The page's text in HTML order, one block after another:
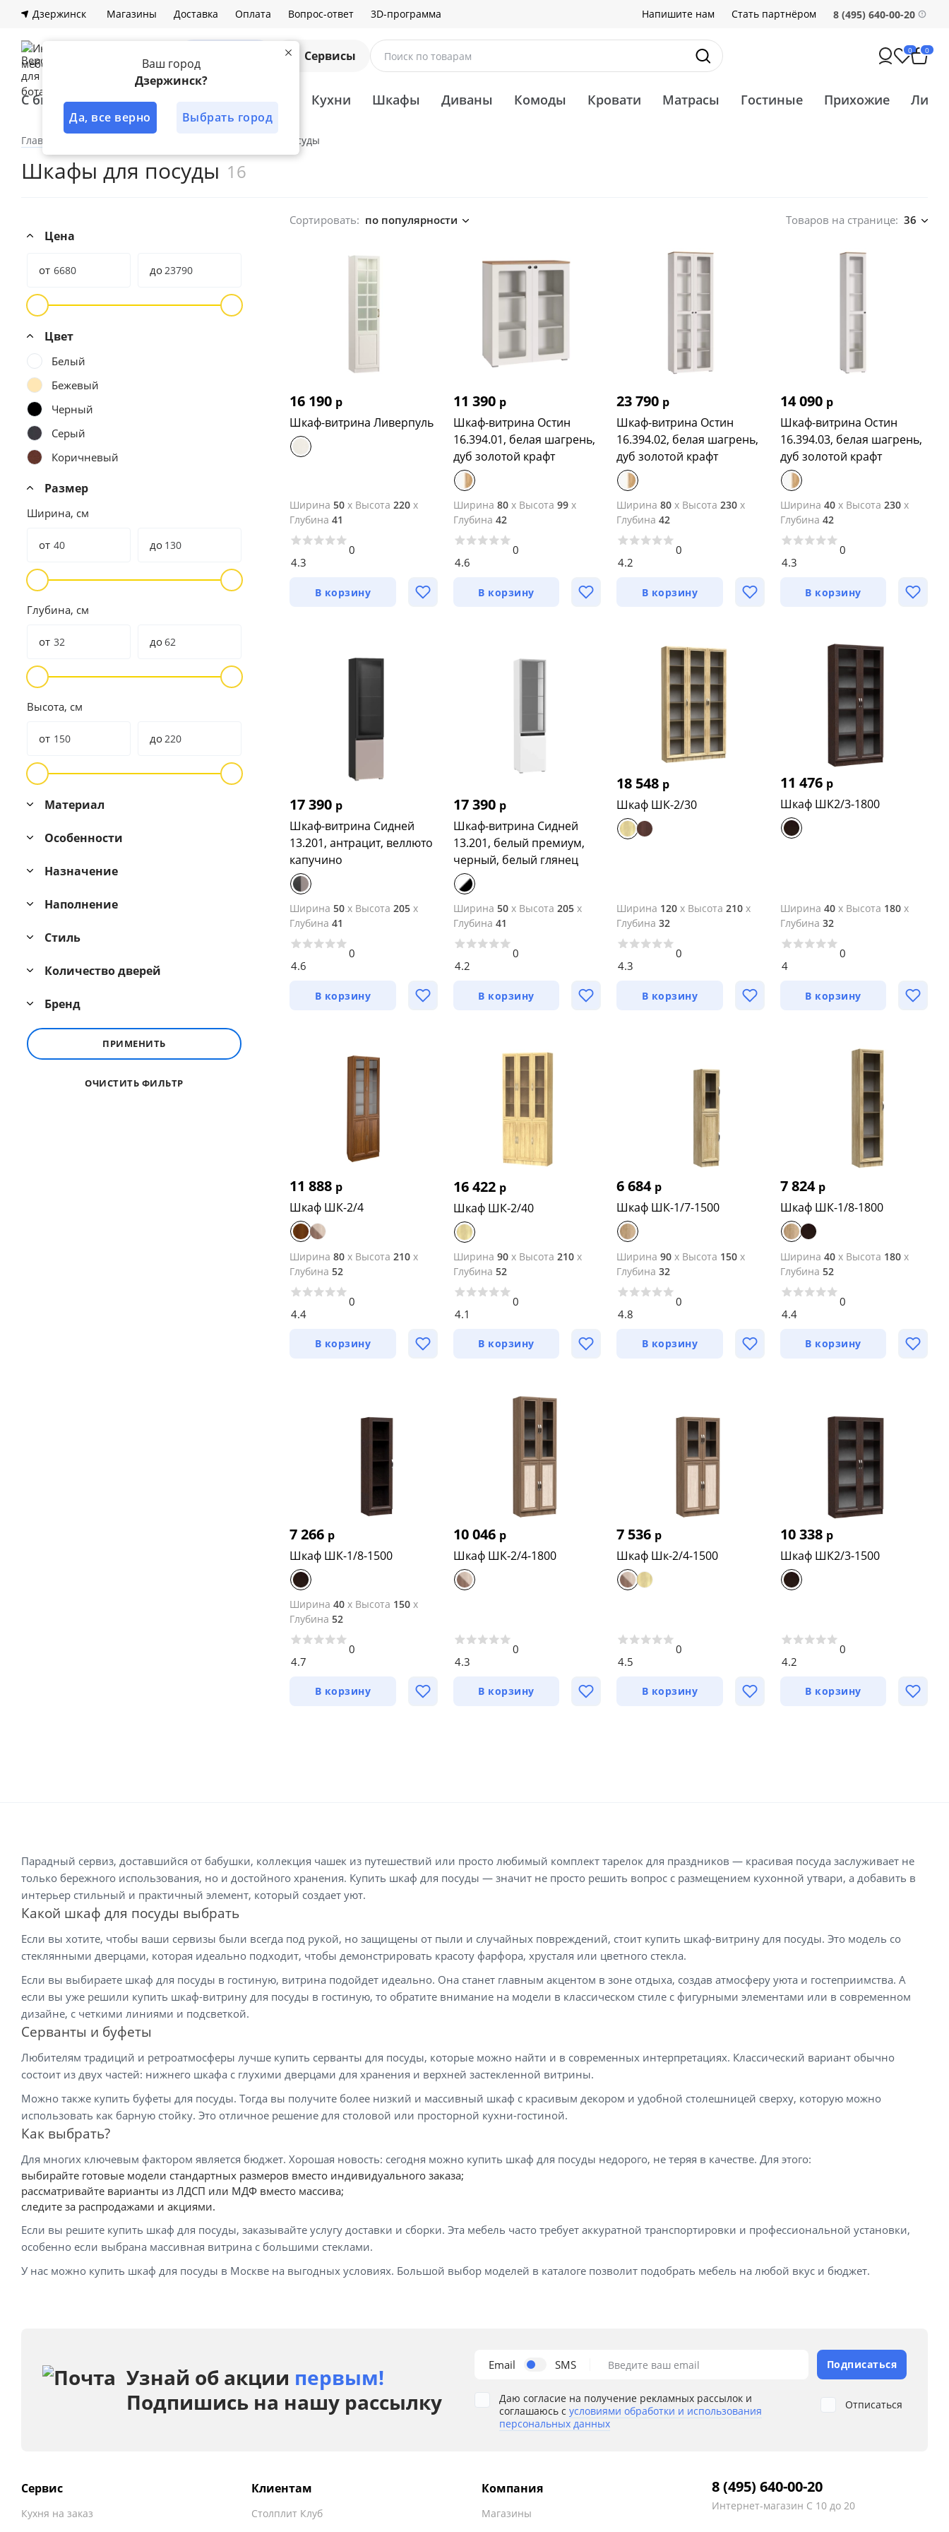
Ваш город
Дзержинск?
Да, все верно Выбрать город
Дзержинск Магазины Доставка Оплата Вопрос-ответ 3D-программа Напишите нам Стать партнёром 8 (495) 640-00-20
Сервисы Поиск по товарам 0 0
С быстрой доставкой Кухни Шкафы Диваны Комоды Кровати Матрасы Гостиные Прихожие
Главная Для посуды
Шкафы для посуды 16
Цена
от до
Цвет
Белый
Бежевый
Черный
Серый
Коричневый
Размер
Ширина, см
от до
Глубина, см
от до
Высота, см
от до
Материал
Особенности
Назначение
Наполнение
Стиль
Количество дверей
Бренд
ПРИМЕНИТЬ
ОЧИСТИТЬ ФИЛЬТР
Сортировать: по популярности Товаров на странице: 36
16 190 р
Шкаф-витрина Ливерпуль
Ширина 50 x Высота 220 x
Глубина 41
4.3
0
В корзину
11 390 р
Шкаф-витрина Остин
16.394.01, белая шагрень,
дуб золотой крафт
Ширина 80x Высота 99x
Глубина 42
4.6
0
В корзину
23 790 р
Шкаф-витрина Остин
16.394.02, белая шагрень,
дуб золотой крафт
Ширина 80 x Высота 230 x
Глубина 42
4.2
0
В корзину
14 090 р
Шкаф-витрина Остин
16.394.03, белая шагрень,
дуб золотой крафт
Ширина 40x Высота 230x
Глубина 42
4.3
0
В корзину
17 390 р
Шкаф-витрина Сидней
13.201, антрацит, веллюто
капучино
Ширина 50 x Высота 205 x
Глубина 41
4.6
0
В корзину
17 390 р
Шкаф-витрина Сидней
13.201, белый премиум,
черный, белый глянец
Ширина 50x Высота 205x
Глубина 41
4.2
0
В корзину
18 548 р
Шкаф ШК-2/30
Ширина 120 x Высота 210 x
Глубина 32
4.3
0
В корзину
11 476 р
Шкаф ШК2/3-1800
Ширина 40x Высота 180x
Глубина 32
4
0
В корзину
11 888 р
Шкаф ШК-2/4
Ширина 80 x Высота 210 x
Глубина 52
4.4
0
В корзину
16 422 р
Шкаф ШК-2/40
Ширина 90x Высота 210x
Глубина 52
4.1
0
В корзину
6 684 р
Шкаф ШК-1/7-1500
Ширина 90 x Высота 150 x
Глубина 32
4.8
0
В корзину
7 824 р
Шкаф ШК-1/8-1800
Ширина 40x Высота 180x
Глубина 52
4.4
0
В корзину
7 266 р
Шкаф ШК-1/8-1500
Ширина 40 x Высота 150 x
Глубина 52
4.7
0
В корзину
10 046 р
Шкаф ШК-2/4-1800
4.3
0
В корзину
7 536 р
Шкаф Шк-2/4-1500
4.5
0
В корзину
10 338 р
Шкаф ШК2/3-1500
4.2
0
В корзину
Парадный сервиз, доставшийся от бабушки, коллекция чашек из путешествий или просто любимый комплект тарелок для праздников — красивая посуда заслуживает не
только бережного использования, но и достойного хранения. Купить шкаф для посуды — значит не просто решить вопрос с размещением кухонной утвари, а добавить в
интерьер стильный и практичный элемент, который создает уют.
Какой шкаф для посуды выбрать
Если вы хотите, чтобы ваши сервизы были всегда под рукой, но защищены от пыли и случайных повреждений, стоит купить шкаф-витрину для посуды. Это модель со
стеклянными дверцами, которая идеально подходит, чтобы демонстрировать красоту фарфора, хрусталя или цветного стекла.
Если вы выбираете шкаф для посуды в гостиную, витрина подойдет идеально. Она станет главным акцентом в зоне отдыха, создав атмосферу уюта и гостеприимства. А
если вы уже решили купить шкаф-витрину для посуды в гостиную, то обратите внимание на модели в классическом стиле с фигурными элементами или в современном
дизайне, с четкими линиями и подсветкой.
Серванты и буфеты
Любителям традиций и ретроатмосферы лучше купить серванты для посуды, которые можно найти и в современных интерпретациях. Классический вариант обычно
состоит из двух частей: нижнего шкафа с глухими дверцами для хранения и верхней застекленной витрины.
Можно также купить буфеты для посуды. Тогда вы получите более низкий и массивный шкаф с красивым декором и удобной столешницей сверху, которую можно
использовать как барную стойку. Это отличное решение для столовой или просторной кухни-гостиной.
Как выбрать?
Для многих ключевым фактором является бюджет. Хорошая новость: сегодня можно купить шкаф для посуды недорого, не теряя в качестве. Для этого:
выбирайте готовые модели стандартных размеров вместо индивидуального заказа;
рассматривайте варианты из ЛДСП или МДФ вместо массива;
следите за распродажами и акциями.
Если вы решите купить шкаф для посуды, заказывайте услугу доставки и сборки. Эта мебель часто требует аккуратной транспортировки и профессиональной установки,
особенно если выбрана массивная витрина с большими стеклами.
У нас можно купить шкаф для посуды в Москве на выгодных условиях. Большой выбор моделей в каталоге позволит подобрать мебель на любой вкус и бюджет.
Узнай об акции первым!
Подпишись на нашу рассылку
Email SMS Введите ваш email Подписаться
Даю согласие на получение рекламных рассылок и
соглашаюсь с условиями обработки и использования
персональных данных
Отписаться
Сервис
Кухня на заказ
Клиентам
Столплит Клуб
Компания
Магазины
8 (495) 640-00-20
Интернет-магазин С 10 до 20